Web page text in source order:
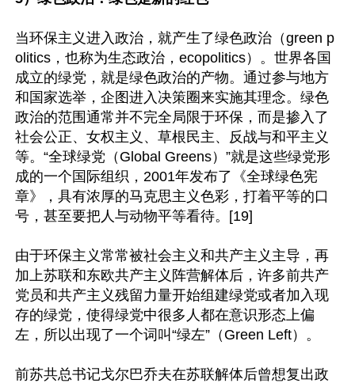
当环保主义进入政治，就产生了绿色政治（green p
olitics，也称为生态政治，ecopolitics）。世界各国
成立的绿党，就是绿色政治的产物。通过参与地方
和国家选举，企图进入决策圈来实施其理念。绿色
政治的范围通常并不完全局限于环保，而是掺入了
社会公正、女权主义、草根民主、反战与和平主义
等。“全球绿党（Global Greens）”就是这些绿党形
成的一个国际组织，2001年发布了《全球绿色宪
章》，具有浓厚的马克思主义色彩，打着平等的口
号，甚至要把人与动物平等看待。[19]
由于环保主义常常被社会主义和共产主义主导，再
加上苏联和东欧共产主义阵营解体后，许多前共产
党员和共产主义残留力量开始组建绿党或者加入现
存的绿党，使得绿党中很多人都在意识形态上偏
左，所以出现了一个词叫“绿左”（Green Left）。
前苏共总书记戈尔巴乔夫在苏联解体后曾想复出政